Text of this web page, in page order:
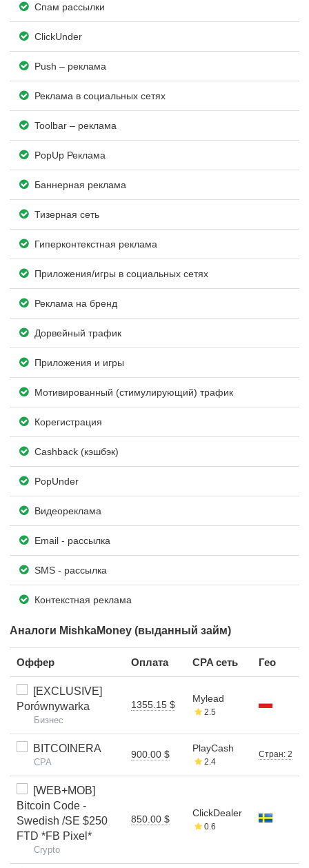
Спам рассылки
ClickUnder
Push – реклама
Реклама в социальных сетях
Toolbar – реклама
PopUp Реклама
Баннерная реклама
Тизерная сеть
Гиперконтекстная реклама
Приложения/игры в социальных сетях
Реклама на бренд
Дорвейный трафик
Приложения и игры
Мотивированный (стимулирующий) трафик
Корегистрация
Cashback (кэшбэк)
PopUnder
Видеореклама
Email - рассылка
SMS - рассылка
Контекстная реклама
Аналоги MishkaMoney (выданный займ)
Оффер Оплата CPA сеть Гео
[EXCLUSIVE]
Porównywarka
Бизнес
1355.15 $
Mylead
2.5
BITCOINERA
CPA
900.00 $
PlayCash
2.4
Стран: 2
[WEB+MOB]
Bitcoin Code -
Swedish /SE $250
FTD *FB Pixel*
Crypto
850.00 $
ClickDealer
0.6